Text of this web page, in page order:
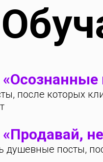
после которых
душевные посты,